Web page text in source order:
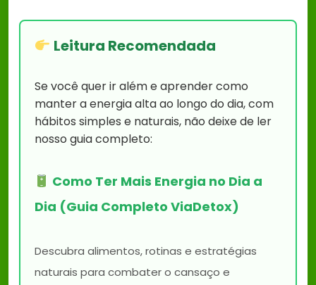
Leitura Recomendada
Se você quer ir além e aprender como
manter a energia alta ao longo do dia, com
hábitos simples e naturais, não deixe de ler
nosso guia completo:
Como Ter Mais Energia no Dia a
Dia (Guia Completo ViaDetox)
Descubra alimentos, rotinas e estratégias
naturais para combater o cansaço e